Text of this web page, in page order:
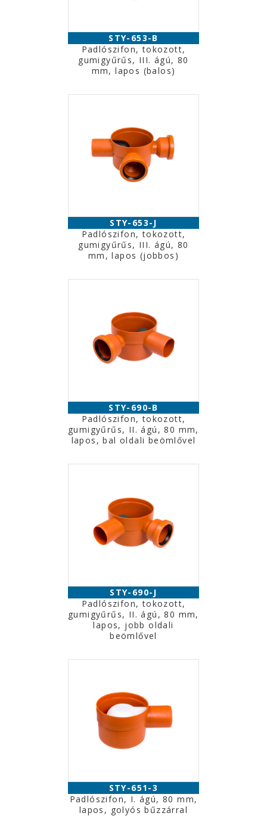
STY-653-B
Padlószifon, tokozott,
gumigyűrűs, III. ágú, 80
mm, lapos (balos)
STY-653-J
Padlószifon, tokozott,
gumigyűrűs, III. ágú, 80
mm, lapos (jobbos)
STY-690-B
Padlószifon, tokozott,
gumigyűrűs, II. ágú, 80 mm,
lapos, bal oldali beömlővel
STY-690-J
Padlószifon, tokozott,
gumigyűrűs, II. ágú, 80 mm,
lapos, jobb oldali
beömlővel
STY-651-3
Padlószifon, I. ágú, 80 mm,
lapos, golyós bűzzárral